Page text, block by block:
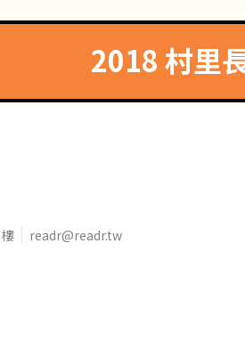
2018 村里
readr@readr.tw